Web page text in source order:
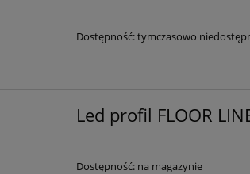
Dostępność:tymczasowo
Led profil FLOOR
Dostępność: na magazynie